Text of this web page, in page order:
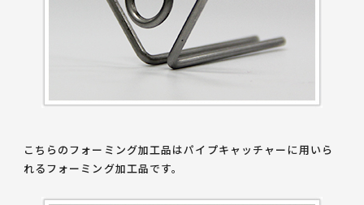
こちらのフォーミング加工品はパイプキャッチャーに用いら
れるフォーミング加工品です。